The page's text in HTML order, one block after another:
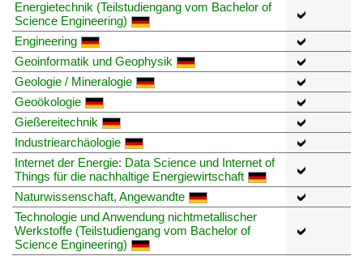
Energietechnik (Teilstudiengang vom Bachelor of
Science Engineering)
Engineering
Geoinformatik und Geophysik
Geologie / Mineralogie
Geoökologie
Gießereitechnik
Industriearchäologie
Internet der Energie: Data Science und Internet of
Things für die nachhaltige Energiewirtschaft
Naturwissenschaft, Angewandte
Technologie und Anwendung nichtmetallischer
Werkstoffe (Teilstudiengang vom Bachelor of
Science Engineering)